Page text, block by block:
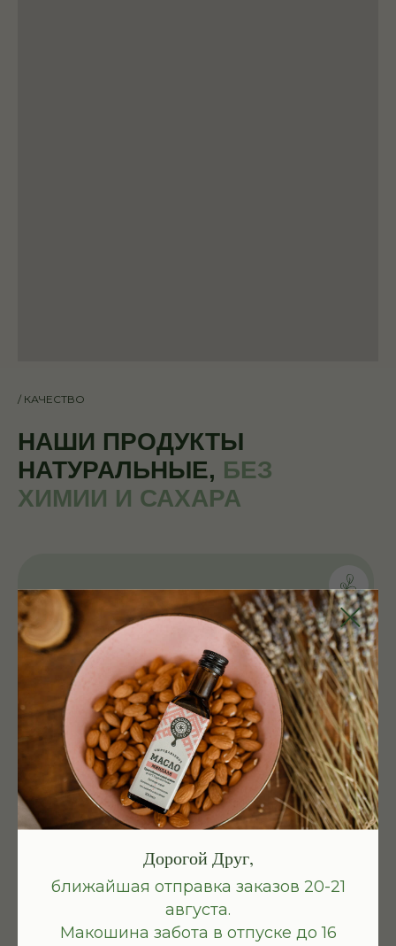
НАШИ ПРОДУКТЫ
НАТУРАЛЬНЫЕ, БЕЗ
ХИМИИ И САХАРА
/ КАЧЕСТВО
Продукты, улучшающие качество
жизни, приносящие здоровье,
радость взрослым и детям. Чистые
фермерские семена и орешки без
каких-либо химических обработок
от сорняков или для долгого
хранения.
Только свежий урожай, правильная
транспортировка и бережное
хранение!
Дорогой Друг,
ближайшая отправка заказов 20-21
августа.
Макошина забота в отпуске до 16